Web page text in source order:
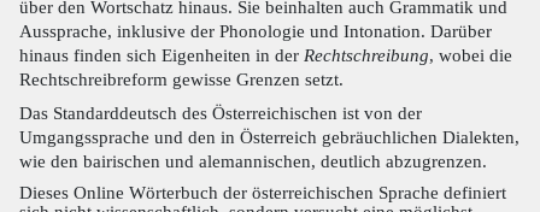
über den Wortschatz hinaus. Sie beinhalten auch Grammatik und
Aussprache, inklusive der Phonologie und Intonation. Darüber
hinaus finden sich Eigenheiten in der Rechtschreibung, wobei die
Rechtschreibreform gewisse Grenzen setzt.
Das Standarddeutsch des Österreichischen ist von der
Umgangssprache und den in Österreich gebräuchlichen Dialekten,
wie den bairischen und alemannischen, deutlich abzugrenzen.
Dieses Online Wörterbuch der österreichischen Sprache definiert